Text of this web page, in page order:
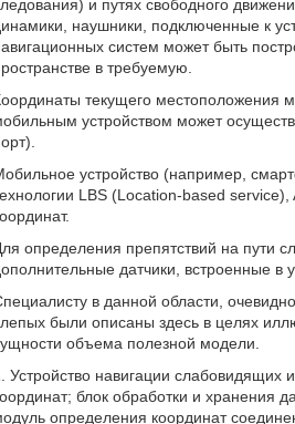
и путях свободного
наушники, подключенные к
систем может быть
в требуемую.
текущего местоположения
устройством может
устройство (например,
LBS (Location-based
определения препятствий на пути
датчики, встроенные в
в данной области,
были описаны здесь в целях
объема полезной модели.
Устройство навигации
блок обработки и хранения
определения координат